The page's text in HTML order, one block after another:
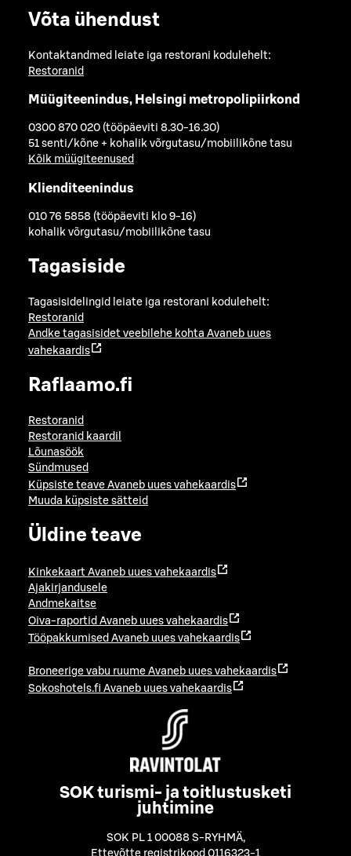
Võta ühendust
Kontaktandmed leiate iga restorani kodulehelt:
Restoranid
Müügiteenindus, Helsingi metropolipiirkond
0300 870 020 (tööpäeviti 8.30-16.30)
51 senti/kõne + kohalik võrgutasu/mobiilikõne tasu
Kõik müügiteenused
Klienditeenindus
010 76 5858 (tööpäeviti klo 9-16)
kohalik võrgutasu/mobiilikõne tasu
Tagasiside
Tagasisidelingid leiate iga restorani kodulehelt:
Restoranid
Andke tagasisidet veebilehe kohta Avaneb uues
vahekaardis
Raflaamo.fi
Restoranid
Restoranid kaardil
Lõunasöök
Sündmused
Küpsiste teave Avaneb uues vahekaardis
Muuda küpsiste sätteid
Üldine teave
Kinkekaart Avaneb uues vahekaardis
Ajakirjandusele
Andmekaitse
Oiva-raportid Avaneb uues vahekaardis
Tööpakkumised Avaneb uues vahekaardis
Broneerige vabu ruume Avaneb uues vahekaardis
Sokoshotels.fi Avaneb uues vahekaardis
SOK turismi- ja toitlustusketi
juhtimine
SOK PL 1 00088 S-RYHMÄ,